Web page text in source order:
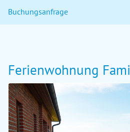
Buchungsanfrage
Ferienwohnung